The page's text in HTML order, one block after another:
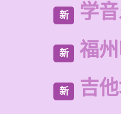
新 学
新 福
新 吉